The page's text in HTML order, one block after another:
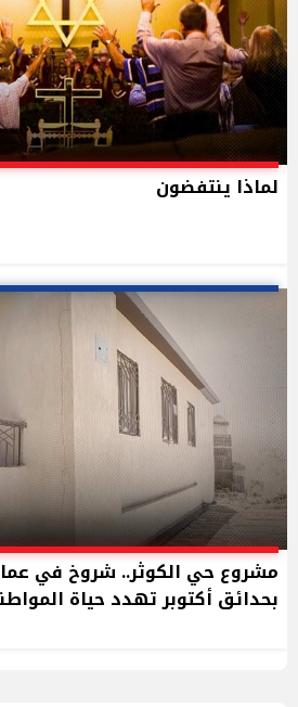
لماذا ينتفضون
مشروع حي الكوثر.. شروخ في
بحدائق أكتوبر تهدد حياة